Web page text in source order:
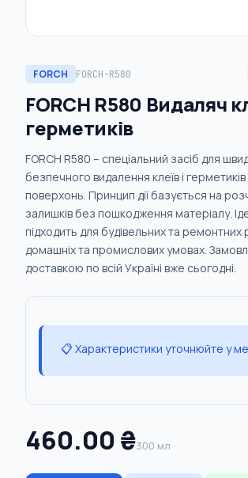
FORCH FORCH-R580
FORCH R580 Видаляч
герметиків
FORCH R580 – спеціальний засіб для
безпечного видалення клеїв і герметиків
поверхонь. Принцип дії базується на
залишків без пошкодження матеріалу.
підходить для будівельних та ремонтних
домашніх та промислових умовах.
доставкою по всій Україні вже сьогодні.
📋 Характеристики уточнюйте у
460.00 ₴300 мл